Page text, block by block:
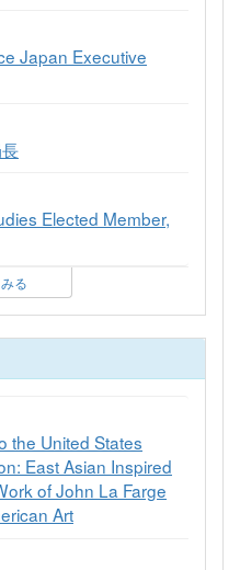
Japan Executive
Elected Member,
る
the United States
East Asian Inspired
of John La Farge
Art